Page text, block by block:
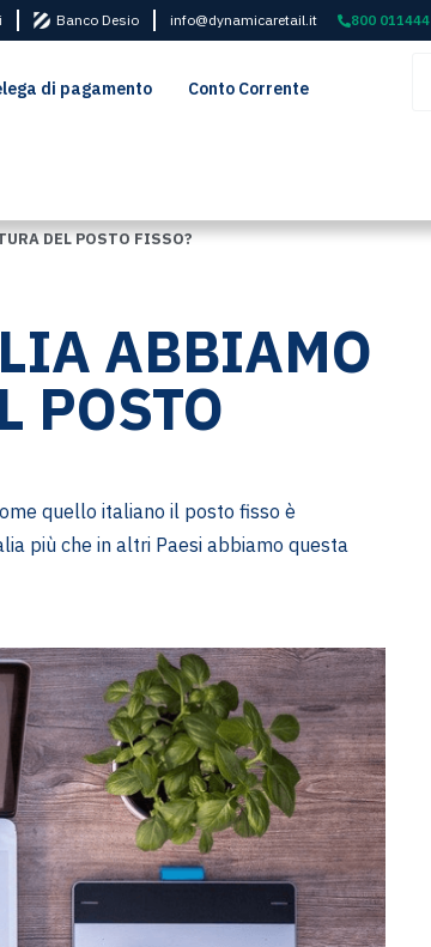
Banco Desio info@dynamicaretail.it 800 011444
di pagamento Conto Corrente
DEL POSTO FISSO?
ABBIAMO
POSTO
quello italiano il posto fisso è
più che in altri Paesi abbiamo questa